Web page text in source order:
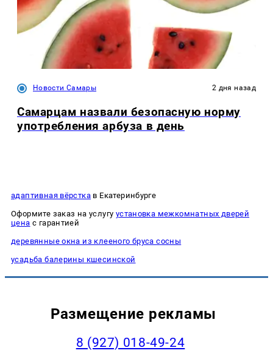
Новости Самары 2 дня назад
Самарцам назвали безопасную норму
употребления арбуза в день
адаптивная вёрстка в Екатеринбурге
Оформите заказ на услугу установка межкомнатных дверей
цена с гарантией
деревянные окна из клееного бруса сосны
усадьба балерины кшесинской
Размещение рекламы
8 (927) 018-49-24